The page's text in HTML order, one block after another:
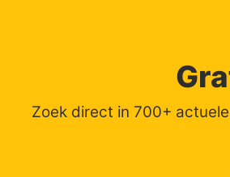
Zoek direct in 700+